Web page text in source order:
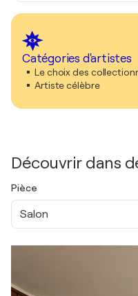
Catégories d'artistes
Le choix des
Artiste célèbre
Découvrir dans
Pièce
Salon